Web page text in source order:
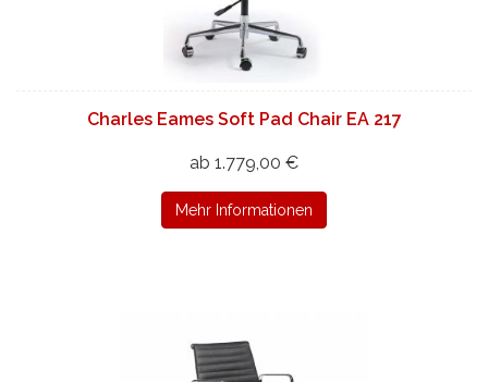
Charles Eames Soft Pad Chair EA 217
ab 1.779,00 €
Mehr Informationen